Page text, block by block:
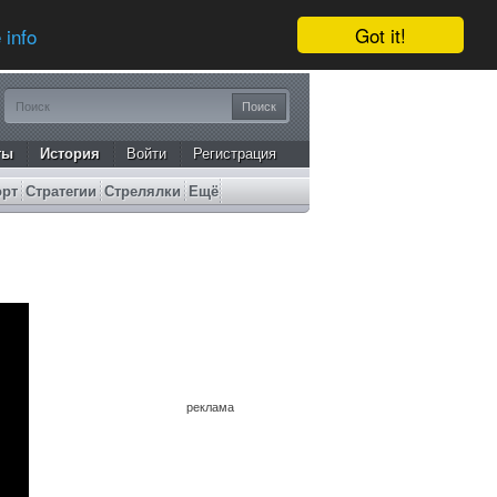
Got it!
info
История Войти Регистрация
Стратегии Стрелялки Ещё
реклама